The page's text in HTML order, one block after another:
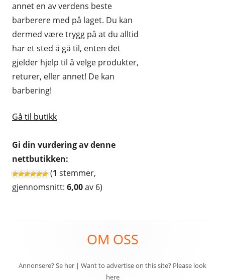
annet en av verdens beste
barberere med på laget. Du kan
dermed være trygg på at du alltid
har et sted å gå til, enten det
gjelder hjelp til å velge produkter,
returer, eller annet! De kan
barbering!
Gå til butikk
Gi din vurdering av denne
nettbutikken:
(1 stemmer,
gjennomsnitt: 6,00av 6)
OM OSS
Annonsere? Se her | Want to advertise on this site? Please look
here